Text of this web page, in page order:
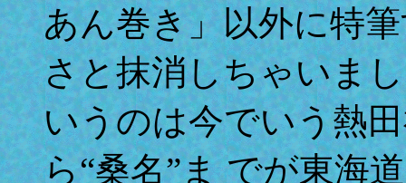
あん巻き」以外に特
さと抹消しちゃいま
いうのは今でいう熱
ら“桑名”ま でが東海